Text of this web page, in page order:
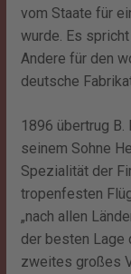
vom Staate für
wurde. Es
Andere für den
deutsche
1896 übertrug
seinem Sohne
Spezialität der
tropenfesten
„nach allen
der besten Lage
zweites großes